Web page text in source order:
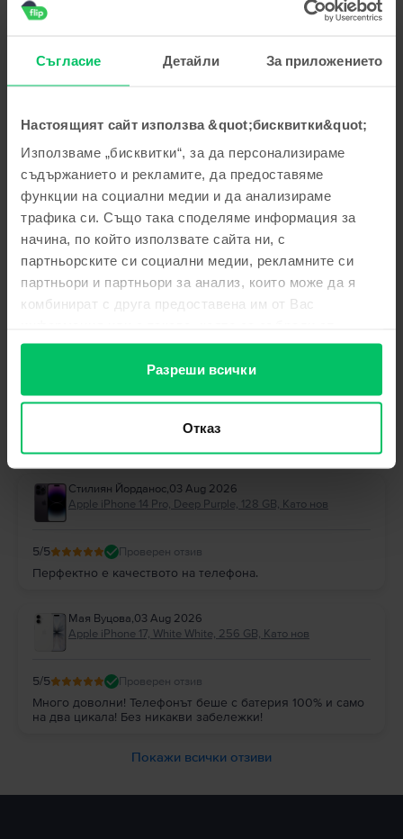
Съгласие Детайли За приложението
Настоящият сайт използва &quot;бисквитки&quot;
Използваме „бисквитки“, за да персонализираме
съдържанието и рекламите, да предоставяме
функции на социални медии и да анализираме
трафика си. Също така споделяме информация за
начина, по който използвате сайта ни, с
партньорските си социални медии, рекламните си
партньори и партньори за анализ, които може да я
комбинират с друга предоставена им от Вас
ползването от Ваша страна на услугите им.
Разреши всички
Отказ
пожелаваме приятно ползване!
Георги Стоянов
05 Aug 2026
Apple iPhone 15 Pro, Blue Titanium, 256 GB, Много добро
5/5 Проверен отзив
Отговор от Flip
Благодарим Ви за отзива! 😊 Радваме се, че сте доволни
от покупката. Благодарим Ви за доверието и Ви
пожелаваме приятно ползване!
Тодор Тодоров,05 Aug 2026
Apple iPhone 16 Pro, Natural Titanium, 256 GB, Като нов
Страхотен е Благодаря
Отговор от Flip
Благодарим Ви за отзива! 😊 Радваме се, че сте останали
Стилиян Йорданос,03 Aug 2026
Apple iPhone 14 Pro, Deep Purple, 128 GB, Като нов
5/5 Проверен отзив
Перфектно е качеството на телефона.
Мая Вуцова,03 Aug 2026
Apple iPhone 17, White White, 256 GB, Като нов
5/5 Проверен отзив
Много доволни! Телефонът беше с батерия 100% и само
на два цикала! Без никакви забележки!
Покажи всички отзиви